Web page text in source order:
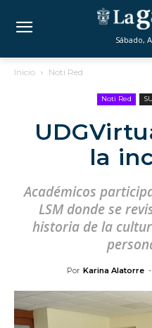
Sábado,
Inicio Noti Red
Noti Red
la
Académicos
LSM donde se
historia de la
Por Karina Alatorre -